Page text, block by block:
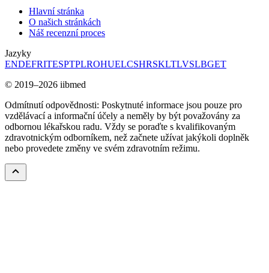
Hlavní stránka
O našich stránkách
Náš recenzní proces
Jazyky
ENDEFRITESPTPLROHUELCSHRSKLTLVSLBGET
© 2019–2026 iibmed
Odmítnutí odpovědnosti: Poskytnuté informace jsou pouze pro
vzdělávací a informační účely a neměly by být považovány za
odbornou lékařskou radu. Vždy se poraďte s kvalifikovaným
zdravotnickým odborníkem, než začnete užívat jakýkoli doplněk
nebo provedete změny ve svém zdravotním režimu.